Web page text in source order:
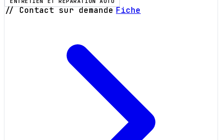
// Contact sur demande Fiche